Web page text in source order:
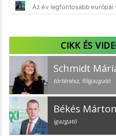
CIKK ÉS
Schmidt
történész, főigazgató
Békés Márton
igazgató